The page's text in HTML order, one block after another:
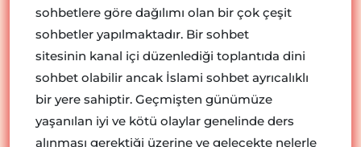
sohbetlere göre dağılımı olan bir çok çeşit
sohbetler yapılmaktadır. Bir sohbet
sitesinin kanal içi düzenlediği toplantıda dini
sohbet olabilir ancak İslami sohbet ayrıcalıklı
bir yere sahiptir. Geçmişten günümüze
yaşanılan iyi ve kötü olaylar genelinde ders
alınması gerektiği üzerine ve gelecekte nelerle